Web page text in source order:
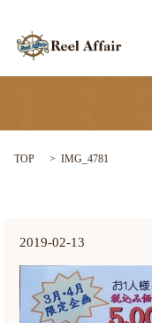
TOP IMG_4781
2019-02-13